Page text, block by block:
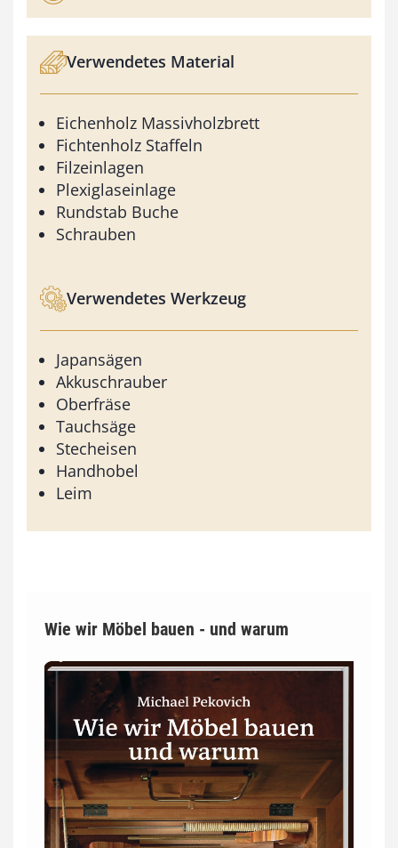
Verwendetes Material
Eichenholz Massivholzbrett
Fichtenholz Staffeln
Filzeinlagen
Plexiglaseinlage
Rundstab Buche
Schrauben
Verwendetes Werkzeug
Japansägen
Akkuschrauber
Oberfräse
Tauchsäge
Stecheisen
Handhobel
Leim
Wie wir Möbel bauen - und warum